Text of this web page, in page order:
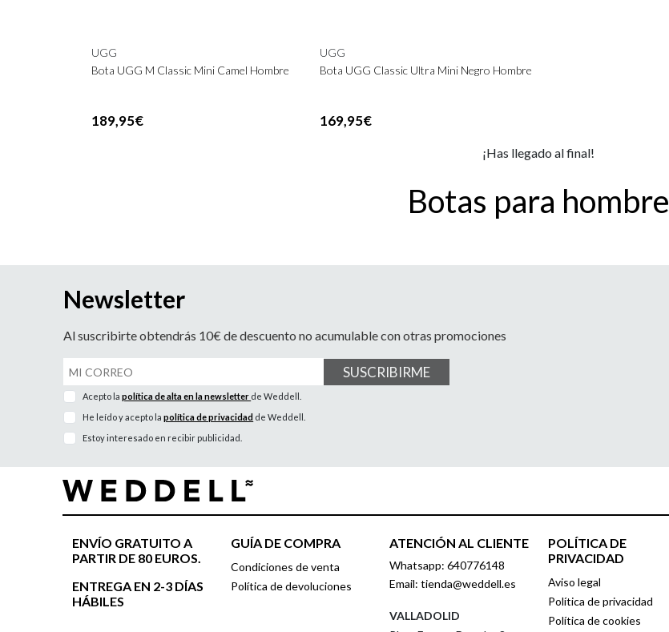
UGG
Bota UGG M Classic Mini Camel Hombre
189,95€
UGG
Bota UGG Classic Ultra Mini Negro Hombre
169,95€
¡Has llegado al final!
Botas para hombre
Newsletter
Al suscribirte obtendrás 10€ de descuento no acumulable con otras promociones
SUSCRIBIRME
Acepto lapolítica de alta en la newsletter de Weddell.
He leído y acepto lapolítica de privacidad de Weddell.
Estoy interesado en recibir publicidad.
ENVÍO GRATUITO A
PARTIR DE 80 EUROS.
ENTREGA EN 2-3 DÍAS
HÁBILES
GUÍA DE COMPRA
Condiciones de venta
Política de devoluciones
ATENCIÓN AL CLIENTE
Whatsapp: 640776148
Email: tienda@weddell.es
VALLADOLID
POLÍTICA DE
PRIVACIDAD
Aviso legal
Política de privacidad
Política de cookies